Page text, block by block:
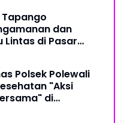
Tapango
dan
Lintas di Pasar
Polsek Polewali
"Aksi
di